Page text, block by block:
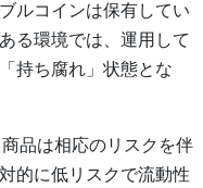
ルコインは保有してい
る環境では、運用して
持ち腐れ」状態とな
品は相応のリスクを伴
的に低リスクで流動性